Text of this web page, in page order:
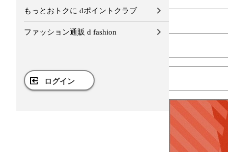
もっとおトクに dポイントクラブ
ファッション通販 d fashion
ログイン